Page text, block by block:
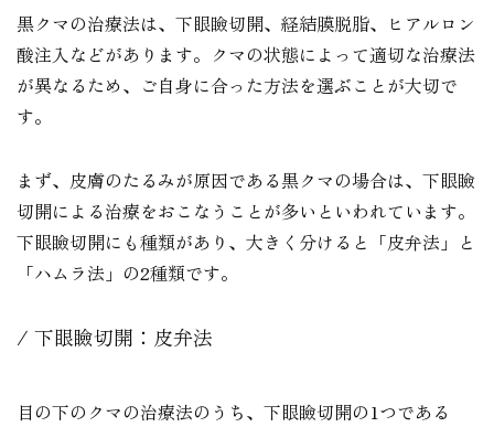
黒クマの治療法は、下眼瞼切開、経結膜脱脂、ヒアルロン
酸注入などがあります。クマの状態によって適切な治療法
が異なるため、ご自身に合った方法を選ぶことが大切で
す。
まず、皮膚のたるみが原因である黒クマの場合は、下眼瞼
切開による治療をおこなうことが多いといわれています。
下眼瞼切開にも種類があり、大きく分けると「皮弁法」と
「ハムラ法」の2種類です。
下眼瞼切開：皮弁法
目の下のクマの治療法のうち、下眼瞼切開の1つである